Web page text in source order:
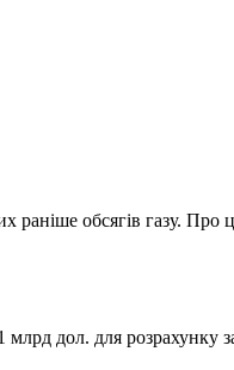
обсягів газу. Про
дол. для розрахунку